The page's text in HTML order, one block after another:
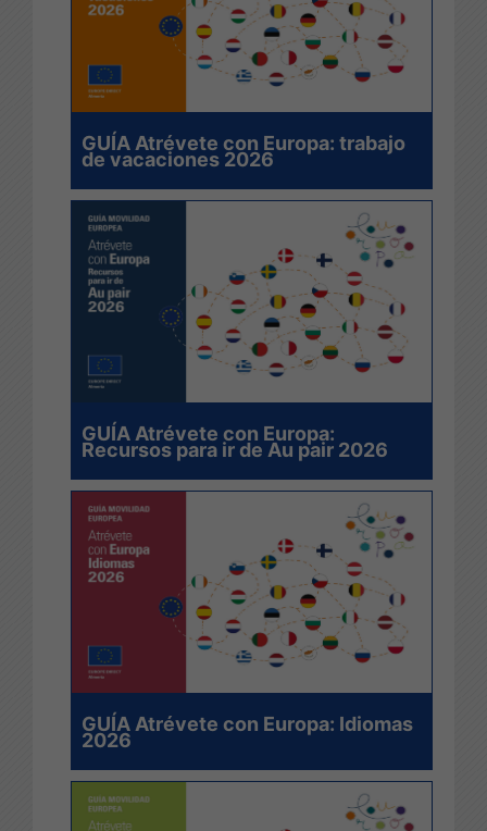
GUÍA Atrévete con Europa: trabajo
de vacaciones 2026
GUÍA Atrévete con Europa:
Recursos para ir de Au pair 2026
GUÍA Atrévete con Europa: Idiomas
2026